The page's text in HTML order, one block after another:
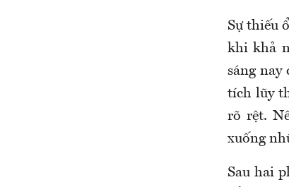
Sự thiếu
khi khả
sáng nay
tích lũy
rõ rệt.
xuống
Sau hai